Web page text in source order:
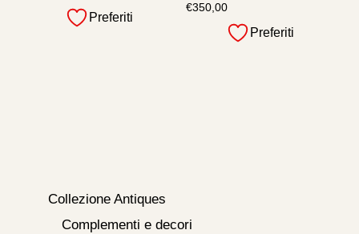
Preferiti
€350,00
Preferiti
Collezione Antiques
Complementi e decori